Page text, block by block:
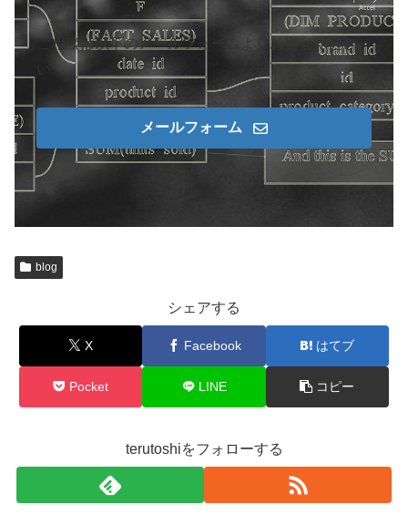
ご相談は以下のメールフォームよりお寄せくださ
メールフォーム
blog
シェアする
X Facebook はてブ
Pocket LINE コピー
terutoshiをフォローする